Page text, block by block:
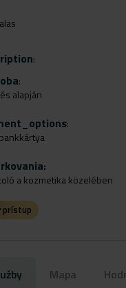
:
:
alapján
:
:
a kozmetika közelében
prístup
Mapa